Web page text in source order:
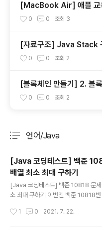
[MacBook Air] 애플 교
에어 불량 교환 신청 ㅠㅠ
0 0 조회 3
[자료구조] Java Stack
구현
0 0 조회 2
[블록체인 만들기] 2. 블
ensus
0 0 조회 2
언어/Java
[Java 코딩테스트] 백준
배열 최소 최대 구하기
[Java 코딩테스트] 백준 10818 문제
소 최대 구하기 이번엔 백준 10818번
라서 배열을 쓰지 않고 푸는 방법, 배
1 0 2021. 7. 22.